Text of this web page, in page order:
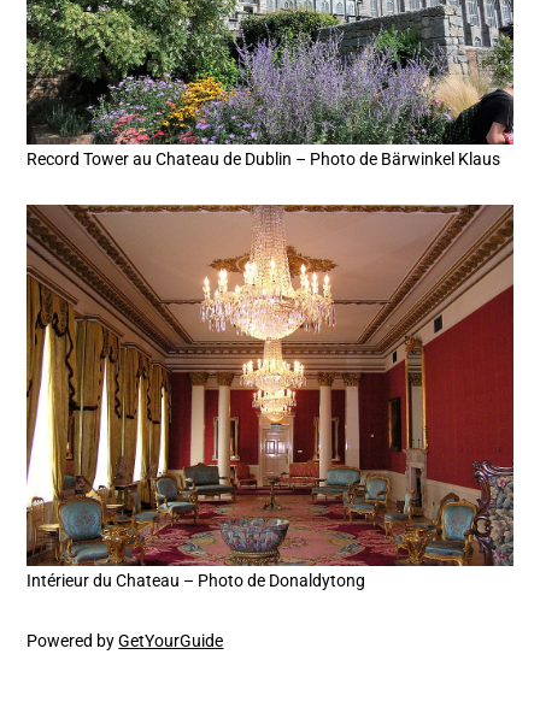
Record Tower au Chateau de Dublin – Photo de Bärwinkel Klaus
Intérieur du Chateau – Photo de Donaldytong
Powered byGetYourGuide